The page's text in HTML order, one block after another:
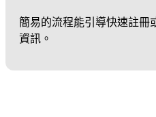
簡易的流程能引導快速註冊
資訊。